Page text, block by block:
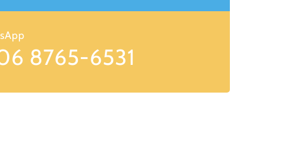
8765-6531